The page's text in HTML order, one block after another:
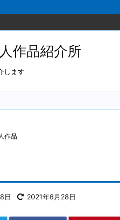
作品紹介所
します
作品
日 2021年6月28日